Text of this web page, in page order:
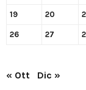
19 20
26 27
« Ott Dic »